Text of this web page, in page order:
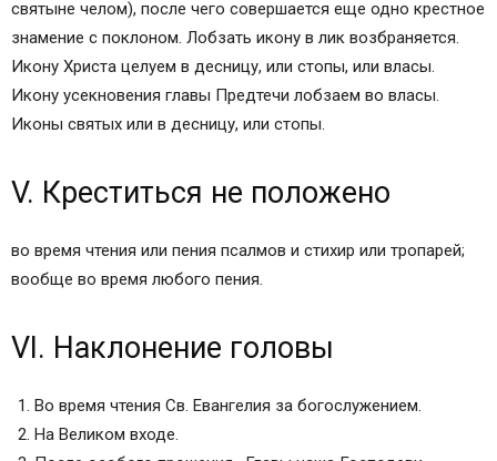
святыне челом), после чего совершается еще одно крестное
знамение с поклоном. Лобзать икону в лик возбраняется.
Икону Христа целуем в десницу, или стопы, или власы.
Икону усекновения главы Предтечи лобзаем во власы.
Иконы святых или в десницу, или стопы.
V. Креститься не положено
во время чтения или пения псалмов и стихир или тропарей;
вообще во время любого пения.
VI. Наклонение головы
Во время чтения Св. Евангелия за богослужением.
На Великом входе.